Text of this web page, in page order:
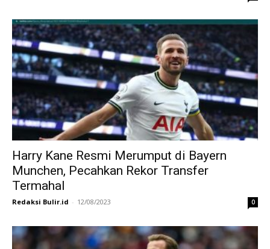
Harry Kane Resmi Merumput di Bayern
Munchen, Pecahkan Rekor Transfer
Termahal
Redaksi Bulir.id - 12/08/2023 0